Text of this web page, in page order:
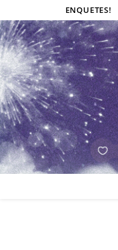
ENQUETES!